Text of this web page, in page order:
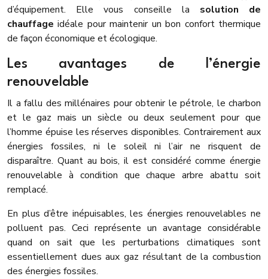
d’équipement. Elle vous conseille la solution de
chauffage idéale pour maintenir un bon confort thermique
de façon économique et écologique.
Les avantages de l’énergie
renouvelable
Il a fallu des millénaires pour obtenir le pétrole, le charbon
et le gaz mais un siècle ou deux seulement pour que
l’homme épuise les réserves disponibles. Contrairement aux
énergies fossiles, ni le soleil ni l’air ne risquent de
disparaître. Quant au bois, il est considéré comme énergie
renouvelable à condition que chaque arbre abattu soit
remplacé.
En plus d’être inépuisables, les énergies renouvelables ne
polluent pas. Ceci représente un avantage considérable
quand on sait que les perturbations climatiques sont
essentiellement dues aux gaz résultant de la combustion
des énergies fossiles.